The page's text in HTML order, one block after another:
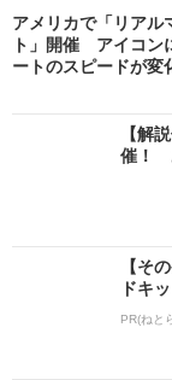
アメリカで「リアル
ト」開催 アイコン
ートのスピードが変
【解
催！
【そ
ドキ
PR(ねと